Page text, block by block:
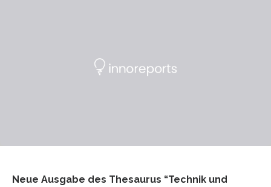
Neue Ausgabe des Thesaurus “Technik und